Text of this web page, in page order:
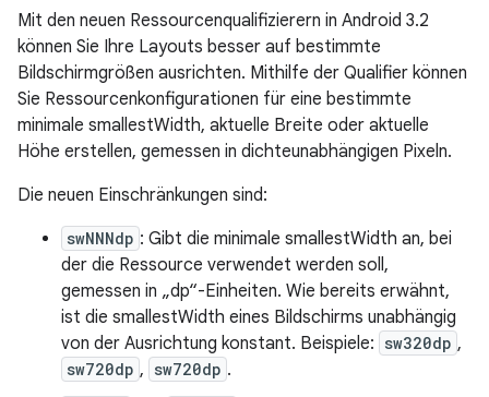
Mit den neuen Ressourcenqualifizierern in Android 3.2
können Sie Ihre Layouts besser auf bestimmte
Bildschirmgrößen ausrichten. Mithilfe der Qualifier können
Sie Ressourcenkonfigurationen für eine bestimmte
minimale smallestWidth, aktuelle Breite oder aktuelle
Höhe erstellen, gemessen in dichteunabhängigen Pixeln.
Die neuen Einschränkungen sind:
swNNNdp : Gibt die minimale smallestWidth an, bei
der die Ressource verwendet werden soll,
gemessen in „dp“-Einheiten. Wie bereits erwähnt,
ist die smallestWidth eines Bildschirms unabhängig
von der Ausrichtung konstant. Beispiele: sw320dp ,
sw720dp , sw720dp .